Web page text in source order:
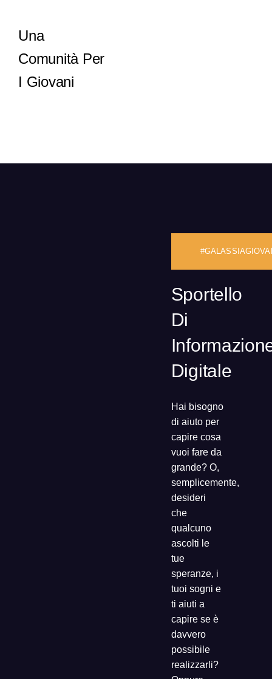
Una
Comunità Per
I Giovani
Sportello
Di
Digitale
Hai bisogno
di aiuto per
capire cosa
vuoi fare da
grande? O,
semplicemente,
desideri
che
qualcuno
ascolti le
tue
speranze, i
tuoi sogni e
ti aiuti a
capire se è
davvero
possibile
realizzarli?